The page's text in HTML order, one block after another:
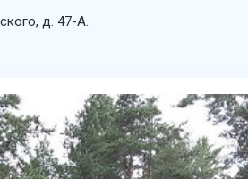
д. 47-А.